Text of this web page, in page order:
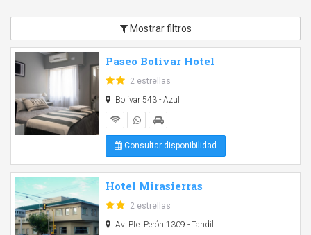
Mostrar filtros
Paseo Bolívar Hotel
2 estrellas
Bolívar 543 - Azul
Consultar disponibilidad
Hotel Mirasierras
2 estrellas
Av. Pte. Perón 1309 - Tandil